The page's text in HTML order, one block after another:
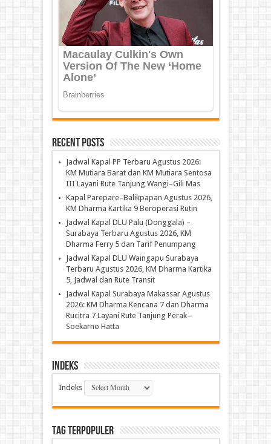
Recent Posts
Jadwal Kapal PP Terbaru Agustus 2026:
KM Mutiara Barat dan KM Mutiara Sentosa
III Layani Rute Tanjung Wangi–Gili Mas
Kapal Parepare–Balikpapan Agustus 2026,
KM Dharma Kartika 9 Beroperasi Rutin
Jadwal Kapal DLU Palu (Donggala) –
Surabaya Terbaru Agustus 2026, KM
Dharma Ferry 5 dan Tarif Penumpang
Jadwal Kapal DLU Waingapu Surabaya
Terbaru Agustus 2026, KM Dharma Kartika
5, Jadwal dan Rute Transit
Jadwal Kapal Surabaya Makassar Agustus
2026: KM Dharma Kencana 7 dan Dharma
Rucitra 7 Layani Rute Tanjung Perak–
Soekarno Hatta
Indeks
Indeks
TAG TERPOPULER